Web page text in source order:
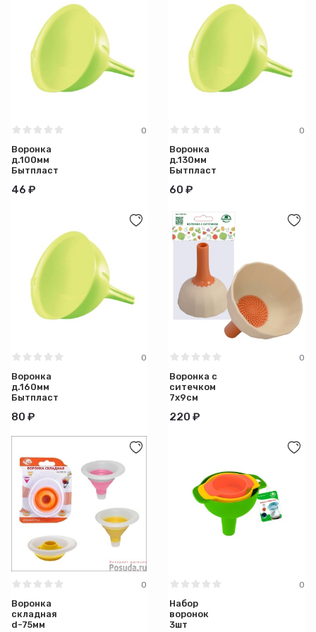
0
Воронка
д.100мм
Бытпласт
46 ₽
0
Воронка
д.130мм
Бытпласт
60 ₽
0
Воронка
д.160мм
Бытпласт
80 ₽
0
Воронка с
ситечком
7х9см
220 ₽
0
Воронка
складная
d-75мм
0
Набор
воронок
3шт